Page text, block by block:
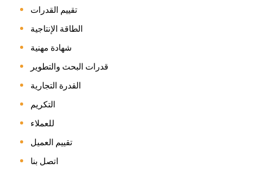
تقييم القدرات
الطاقة الإنتاجية
شهادة مهنية
قدرات البحث والتطوير
القدرة التجارية
التكريم
للعملاء
تقييم العميل
اتصل بنا